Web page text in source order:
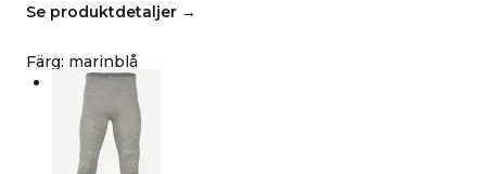
Se produktdetaljer →
Färg: marinblå